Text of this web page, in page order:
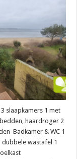
slaapkamers 1 met
haardroger 2
Badkamer & WC 1
wastafel 1